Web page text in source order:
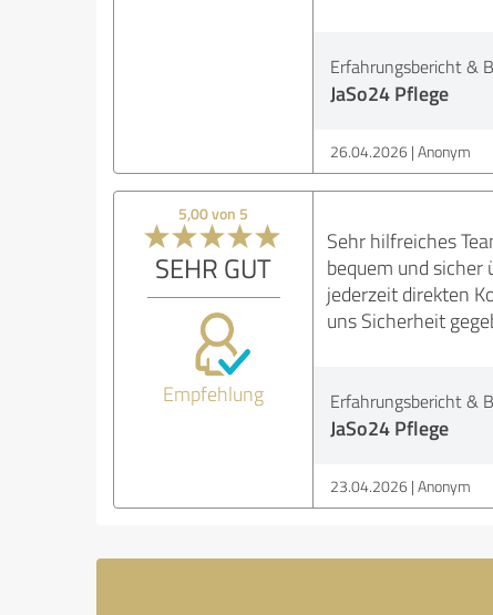
Erfahrungsbericht &
JaSo24 Pflege
26.04.2026 Anonym
5,00 von 5
SEHR GUT
Empfehlung
Sehr hilfreiches
bequem und
jederzeit direkten
uns Sicherheit
Erfahrungsbericht &
JaSo24 Pflege
23.04.2026 Anonym